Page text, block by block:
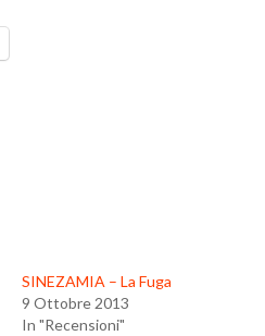
SINEZAMIA – La Fuga
9 Ottobre 2013
In "Recensioni"